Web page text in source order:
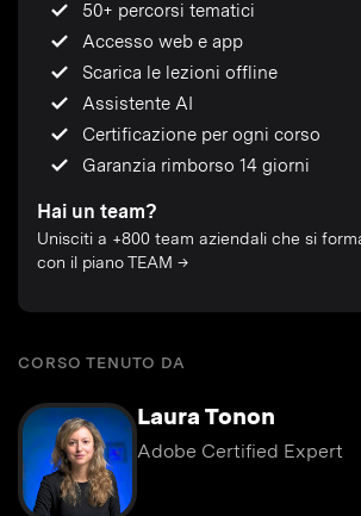
50+ percorsi tematici
Accesso web e app
Scarica le lezioni offline
Assistente AI
Certificazione per ogni corso
Garanzia rimborso 14 giorni
Hai un team?
Unisciti a +800 team aziendali che si
con il piano TEAM →
CORSO TENUTO DA
Laura Tonon
Adobe Certified Expert